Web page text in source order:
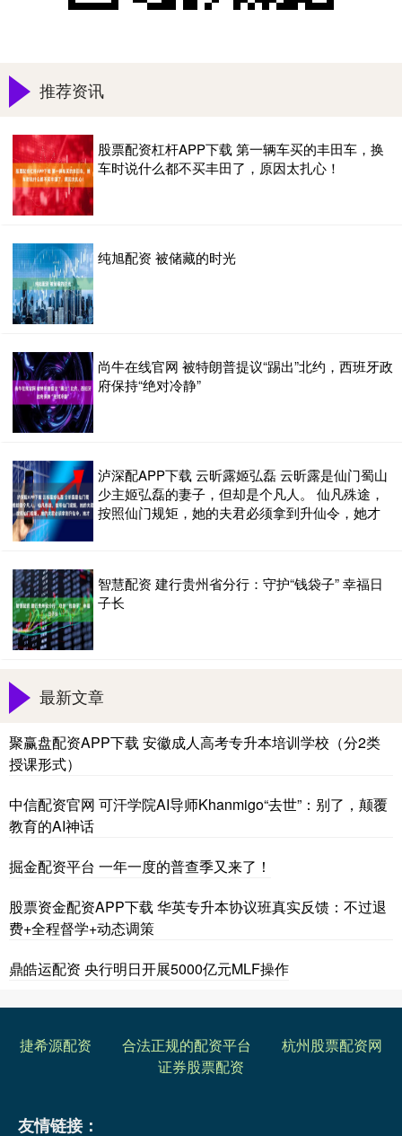
推荐资讯
股票配资杠杆APP下载 第一辆车买的丰田车，换
车时说什么都不买丰田了，原因太扎心！
纯旭配资 被储藏的时光
尚牛在线官网 被特朗普提议“踢出”北约，西班牙政
府保持“绝对冷静”
泸深配APP下载 云昕露姬弘磊 云昕露是仙门蜀山
少主姬弘磊的妻子，但却是个凡人。 仙凡殊途，
按照仙门规矩，她的夫君必须拿到升仙令，她才
智慧配资 建行贵州省分行：守护“钱袋子” 幸福日
子长
最新文章
聚赢盘配资APP下载 安徽成人高考专升本培训学校（分2类
授课形式）
中信配资官网 可汗学院AI导师Khanmigo“去世”：别了，颠覆
教育的AI神话
掘金配资平台 一年一度的普查季又来了！
股票资金配资APP下载 华英专升本协议班真实反馈：不过退
费+全程督学+动态调策
鼎皓运配资 央行明日开展5000亿元MLF操作
捷希源配资 合法正规的配资平台
杭州股票配资网
证券股票配资
友情链接：